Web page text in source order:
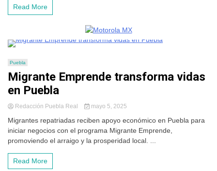
Read More
Puebla
Migrante Emprende transforma vidas
en Puebla
Redacción Puebla Real mayo 5, 2025
Migrantes repatriadas reciben apoyo económico en Puebla para
iniciar negocios con el programa Migrante Emprende,
promoviendo el arraigo y la prosperidad local. ...
Read More